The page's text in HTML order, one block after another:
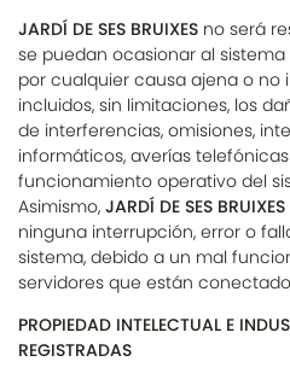
JARDÍ DE SES BRUIXES no será
se puedan ocasionar al
por cualquier causa ajena o no
incluidos, sin limitaciones, los
de interferencias, omisiones,
informáticos, averías
funcionamiento operativo del
Asimismo, JARDÍ DE SES BRUIXES
ninguna interrupción, error o
sistema, debido a un mal
servidores que están
PROPIEDAD INTELECTUAL E
REGISTRADAS